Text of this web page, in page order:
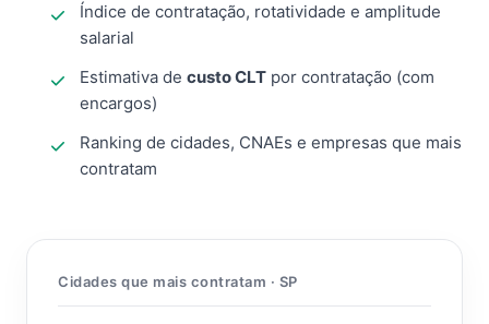
Índice de contratação, rotatividade e amplitude
salarial
Estimativa de custo CLT por contratação (com
encargos)
Ranking de cidades, CNAEs e empresas que mais
contratam
Cidades que mais contratam · SP